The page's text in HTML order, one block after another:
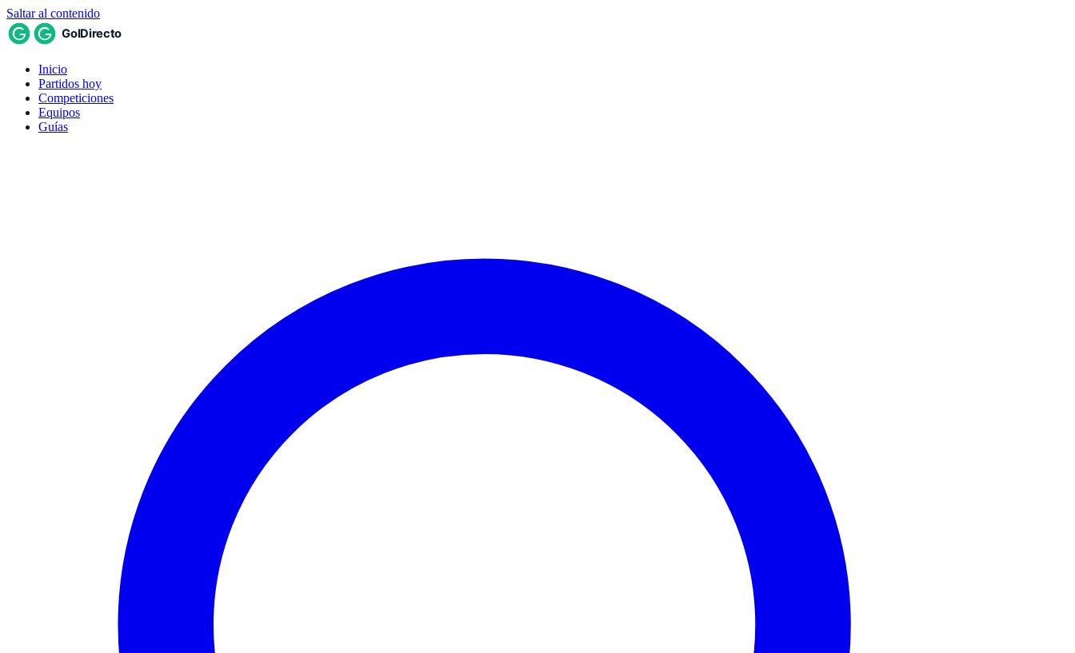
Saltar al contenido
Inicio
Partidos hoy
Competiciones
Equipos
Guías